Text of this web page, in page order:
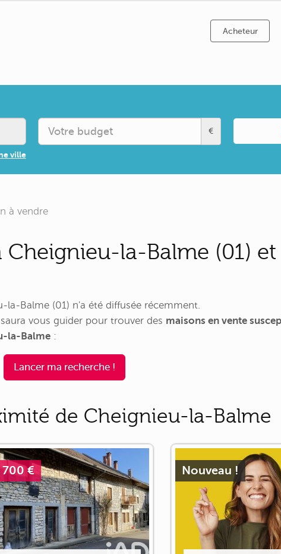
Acheteur
ville
€
à vendre
Cheignieu-la-Balme (01) et
Balme (01) n'a été diffusée récemment.
vous guider pour trouver des maisons en vente
la-Balme :
Lancer ma recherche !
de Cheignieu-la-Balme
700 € Nouveau !